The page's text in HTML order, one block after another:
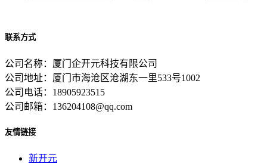
联系方式
公司名称：厦门企开元科技有限公司
公司地址：厦门市海沧区沧湖东一里533号1002
公司电话：18905923515
公司邮箱：136204108@qq.com
友情链接
新开元